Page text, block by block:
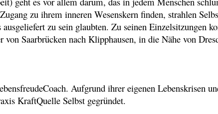
zu ihrem inneren Wesenskern finden, strahlen
zu sein glaubten. Zu seinen Einzelsitzungen
Saarbrücken nach Klipphausen, in die Nähe von
Aufgrund ihrer eigenen Lebenskrisen
KraftQuelle Selbst gegründet.